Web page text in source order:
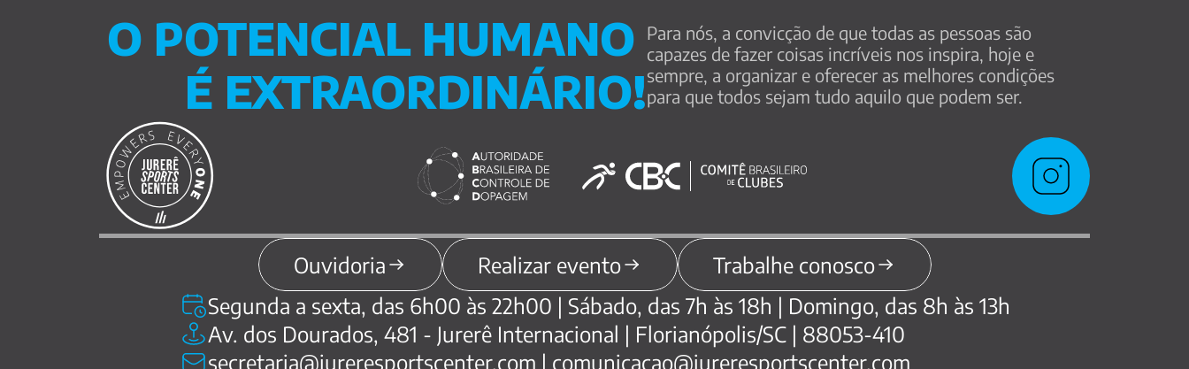
O POTENCIAL HUMANO
É EXTRAORDINÁRIO!
Para nós, a convicção de que todas as pessoas são
capazes de fazer coisas incríveis nos inspira, hoje e
sempre, a organizar e oferecer as melhores condições
para que todos sejam tudo aquilo que podem ser.
Segunda a sexta, das 6h00 às 22h00 | Sábado, das 7h às 18h | Domingo, das 8h às 13h
Av. dos Dourados, 481 - Jurerê Internacional | Florianópolis/SC | 88053-410
secretaria@jureresportscenter.com | comunicacao@jureresportscenter.com
Ouvidoria Realizar evento Trabalhe conosco